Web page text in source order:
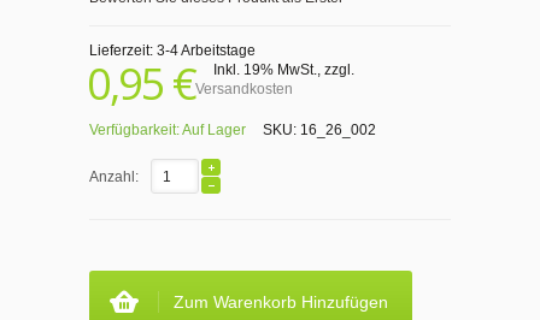
Lieferzeit: 3-4 Arbeitstage
0,95 € Inkl. 19% MwSt., zzgl.
Versandkosten
Verfügbarkeit:Auf Lager SKU: 16_26_002
Anzahl:
Zum Warenkorb Hinzufügen